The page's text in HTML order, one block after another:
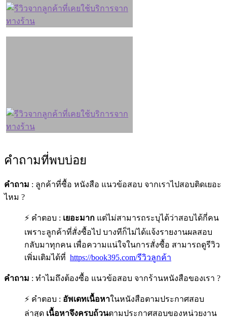
คำถามที่พบบ่อย
คำถาม : ลูกค้าที่ซื้อ หนังสือ แนวข้อสอบ จากเราไปสอบติดเยอะ
ไหม ?
⚡ คำตอบ : เยอะมาก แต่ไม่สามารถระบุได้ว่าสอบได้กี่คน
เพราะลูกค้าที่สั่งซื้อไป บางทีก็ไม่ได้แจ้งรายงานผลสอบ
กลับมาทุกคน เพื่อความแน่ใจในการสั่งซื้อ สามารถดูรีวิว
เพิ่มเติมได้ที่ https://book395.com/รีวิวลูกค้า
คำถาม : ทำไมถึงต้องซื้อ แนวข้อสอบ จากร้านหนังสือของเรา ?
⚡ คำตอบ : อัพเดทเนื้อหาในหนังสือตามประกาศสอบ
ล่าสุด เนื้อหาจึงครบถ้วนตามประกาศสอบของหน่วยงาน